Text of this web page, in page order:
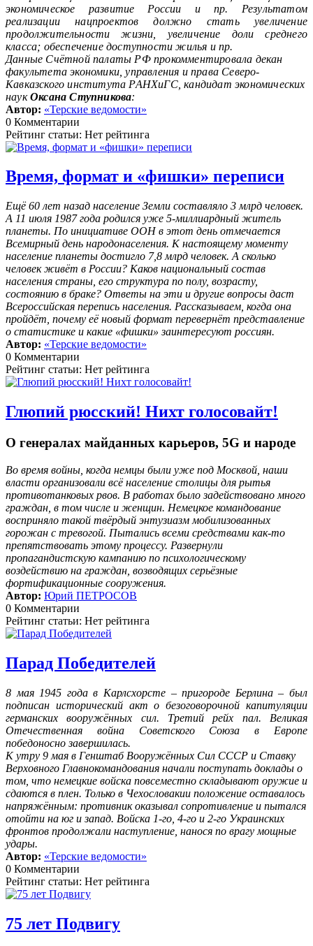
экономическое развитие России и пр. Результатом
реализации нацпроектов должно стать увеличение
продолжительности жизни, увеличение доли среднего
класса; обеспечение доступности жилья и пр.
Данные Счётной палаты РФ прокомментировала декан
факультета экономики, управления и права Северо-
Кавказского института РАНХиГС, кандидат экономических
наукОксана Ступникова:
Автор: «Терские ведомости»
0 Комментарии
Рейтинг статьи: Нет рейтинга
Время, формат и «фишки» переписи
Ещё 60 лет назад население Земли составляло 3 млрд человек.
А 11 июля 1987 года родился уже 5-миллиардный житель
планеты. По инициативе ООН в этот день отмечается
Всемирный день народонаселения. К настоящему моменту
население планеты достигло 7,8 млрд человек. А сколько
человек живёт в России? Каков национальный состав
населения страны, его структура по полу, возрасту,
состоянию в браке? Ответы на эти и другие вопросы даст
Всероссийская перепись населения. Рассказываем, когда она
пройдёт, почему её новый формат перевернёт представление
о статистике и какие «фишки» заинтересуют россиян.
Автор: «Терские ведомости»
0 Комментарии
Рейтинг статьи: Нет рейтинга
Глюпий рюсский! Нихт голосовайт!
О генералах майданных карьеров, 5G и народе
Во время войны, когда немцы были уже под Москвой, наши
власти организовали всё население столицы для рытья
противотанковых рвов. В работах было задействовано много
граждан, в том числе и женщин. Немецкое командование
восприняло такой твёрдый энтузиазм мобилизованных
горожан с тревогой. Пытались всеми средствами как-то
препятствовать этому процессу. Развернули
пропагандистскую кампанию по психологическому
воздействию на граждан, возводящих серьёзные
фортификационные сооружения.
Автор: Юрий ПЕТРОСОВ
0 Комментарии
Рейтинг статьи: Нет рейтинга
Парад Победителей
8 мая 1945 года в Карлсхорсте – пригороде Берлина – был
подписан исторический акт о безоговорочной капитуляции
германских вооружённых сил. Третий рейх пал. Великая
Отечественная война Советского Союза в Европе
победоносно завершилась.
К утру 9 мая в Генштаб Вооружённых Сил СССР и Ставку
Верховного Главнокомандования начали поступать доклады о
том, что немецкие войска повсеместно складывают оружие и
сдаются в плен. Только в Чехословакии положение оставалось
напряжённым: противник оказывал сопротивление и пытался
отойти на юг и запад. Войска 1-го, 4-го и 2-го Украинских
фронтов продолжали наступление, нанося по врагу мощные
удары.
Автор: «Терские ведомости»
0 Комментарии
Рейтинг статьи: Нет рейтинга
75 лет Подвигу